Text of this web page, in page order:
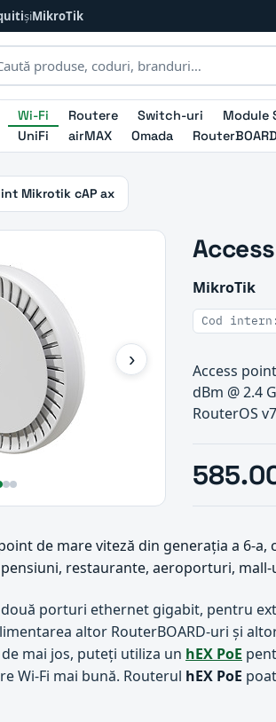
șiMikroTik
Wi-Fi Routere Switch-uri Module
UniFi
airMAX Omada RouterBOARD
Mikrotik cAP ax
›
MikroTik
Cod
Access
dBm @ 2.4
RouterOS
de mare viteză din generația a 6-
restaurante, aeroporturi, mall-
porturi ethernet gigabit, pentru
altor RouterBOARD-uri și
mai jos, puteți utiliza un hEX PoE
Wi-Fi mai bună. Routerul hEX PoE